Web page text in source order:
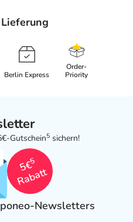
Berlin Express
Order-
Priority
Gutschein5 sichern!
5€
5
Rabatt
Newsletters